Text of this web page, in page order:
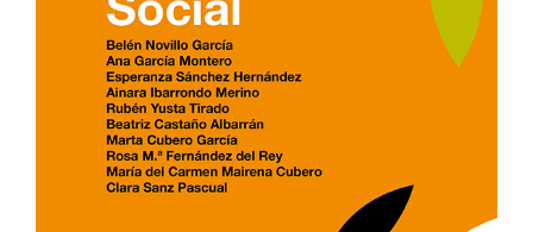
BUSCAR:
Web Colegio